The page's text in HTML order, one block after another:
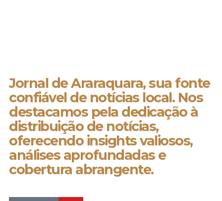
Jornal de Araraquara, sua fonte
confiável de notícias local. Nos
destacamos pela dedicação à
distribuição de notícias,
oferecendo insights valiosos,
análises aprofundadas e
cobertura abrangente.